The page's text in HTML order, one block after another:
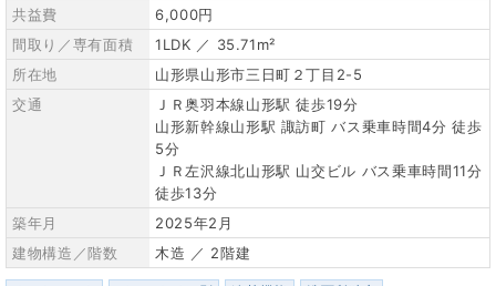
共益費
6,000円
間取り／専有面積
1LDK ／ 35.71m²
所在地
山形県山形市三日町２丁目2-5
交通
ＪＲ奥羽本線山形駅 徒歩19分
山形新幹線山形駅 諏訪町 バス乗車時間4分 徒歩
5分
ＪＲ左沢線北山形駅 山交ビル バス乗車時間11分
徒歩13分
築年月
2025年2月
建物構造／階数
木造 ／ 2階建